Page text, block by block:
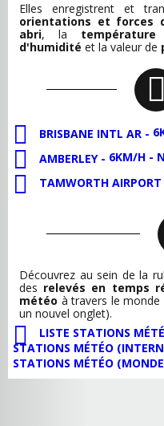
Elles enregistrent et
orientations et forces
abri, la
d'humidité et la valeur de
BRISBANE INTL AR -
AMBERLEY - 6KM/H -
TAMWORTH
Découvrez au sein de la
des relevés en temps
météo à travers le monde
un nouvel onglet).
LISTE STATIONS
STATIONS MÉTÉO
STATIONS MÉTÉO